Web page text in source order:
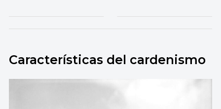
Características del cardenismo